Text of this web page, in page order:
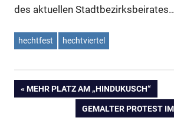
des aktuellen Stadtbezirksbeirates…
hechtfest hechtviertel
Beitragsnavigation
VORHERIGER
MEHR PLATZ AM „HINDUKUSCH“
NÄCHSTER
GEMALTER PROTEST